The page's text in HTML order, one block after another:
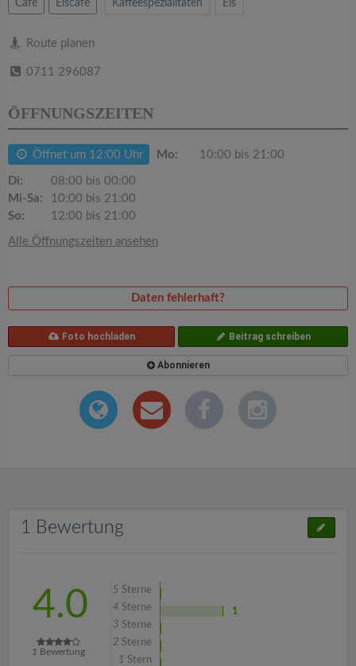
Cafe Eiscafe Kaffeespezialitäten Eis
Route planen
0711 296087
ÖFFNUNGSZEITEN
Öffnet um 12:00 Uhr Mo: 10:00 bis 21:00
Di:
08:00 bis 00:00
Mi-Sa:
10:00 bis 21:00
So:
12:00 bis 21:00
Alle Öffnungszeiten ansehen
Daten fehlerhaft?
Foto hochladen Beitrag schreiben
Abonnieren
1 Bewertung
4.0
1 Bewertung
5 Sterne
4 Sterne
1
3 Sterne
2 Sterne
1 Stern
i
a